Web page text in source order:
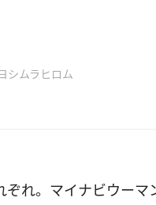
シムラヒロム
ぞれ。マイナビウー